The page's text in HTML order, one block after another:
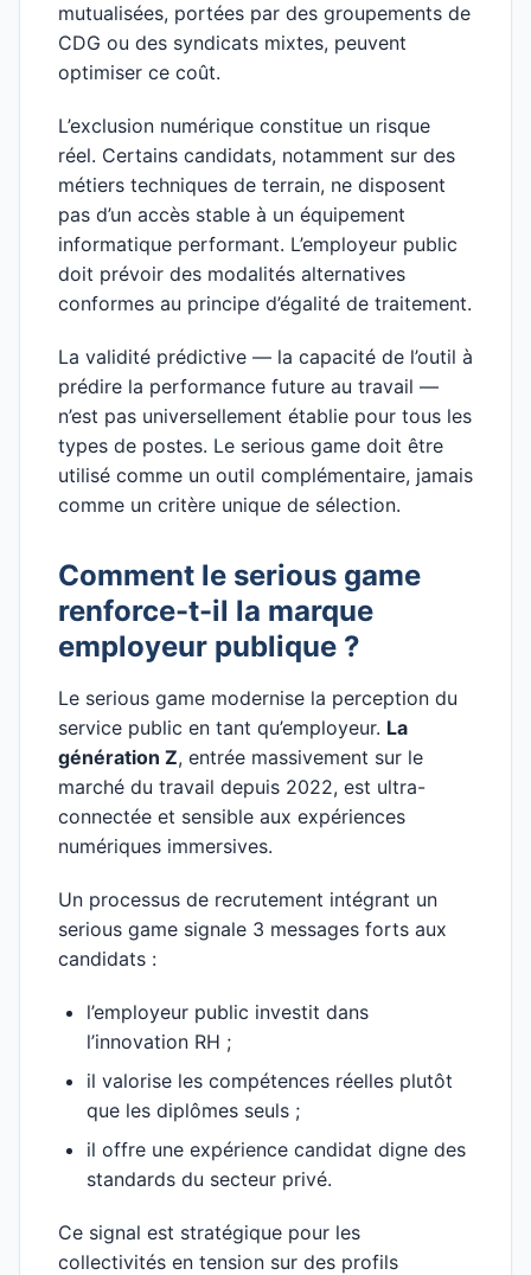
mutualisées, portées par des groupements de
CDG ou des syndicats mixtes, peuvent
optimiser ce coût.
L’exclusion numérique constitue un risque
réel. Certains candidats, notamment sur des
métiers techniques de terrain, ne disposent
pas d’un accès stable à un équipement
informatique performant. L’employeur public
doit prévoir des modalités alternatives
conformes au principe d’égalité de traitement.
La validité prédictive — la capacité de l’outil à
prédire la performance future au travail —
n’est pas universellement établie pour tous les
types de postes. Le serious game doit être
utilisé comme un outil complémentaire, jamais
comme un critère unique de sélection.
Comment le serious game
renforce-t-il la marque
employeur publique ?
Le serious game modernise la perception du
service public en tant qu’employeur. La
génération Z, entrée massivement sur le
marché du travail depuis 2022, est ultra-
connectée et sensible aux expériences
numériques immersives.
Un processus de recrutement intégrant un
serious game signale 3 messages forts aux
candidats :
l’employeur public investit dans
l’innovation RH ;
il valorise les compétences réelles plutôt
que les diplômes seuls ;
il offre une expérience candidat digne des
standards du secteur privé.
Ce signal est stratégique pour les
collectivités en tension sur des profils